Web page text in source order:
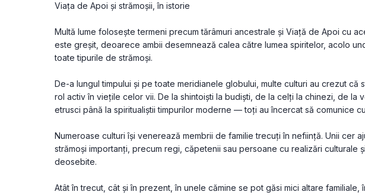
Viața de Apoi și strămoșii, în istorie
Multă lume folosește termeni precum tărâmuri ancestrale și Viață de Apoi cu
este greșit, deoarece ambii desemnează calea către lumea spiritelor, acolo
toate tipurile de strămoși.
De-a lungul timpului și pe toate meridianele globului, multe culturi au crezut că
rol activ în viețile celor vii. De la shintoiști la budiști, de la celți la chinezi, de la
etrusci până la spiritualiștii timpurilor moderne — toți au încercat să comunice
Numeroase culturi își venerează membrii de familie trecuți în neființă. Unii cer
strămoși importanți, precum regi, căpetenii sau persoane cu realizări culturale
deosebite.
Atât în trecut, cât și în prezent, în unele cămine se pot găsi mici altare familiale,